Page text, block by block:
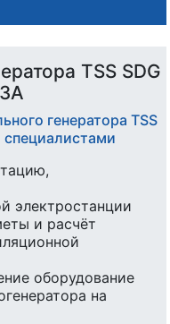
TSS SDG
генератора TSS
электростанции
и расчёт
оборудование
на